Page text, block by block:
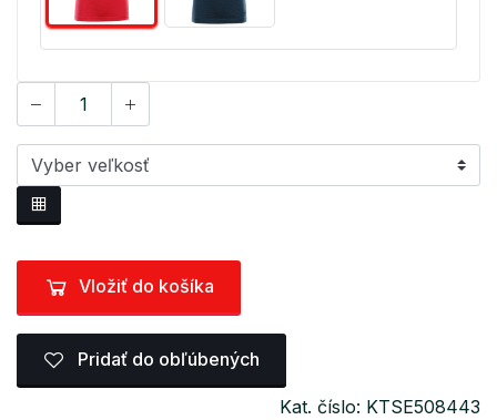
Vložiť do košíka
Pridať do obľúbených
Kat. číslo: KTSE508443